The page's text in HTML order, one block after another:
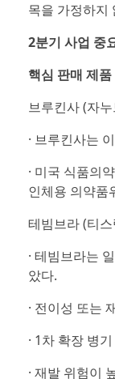
목을 가정하지
2분기 사업 중
핵심 판매 제품
브루킨사 (자
· 브루킨사는
· 미국 식품의
인체용 의약품
테빔브라 (티
· 테빔브라는
았다.
· 전이성 또는
· 1차 확장 병
· 재발 위험이